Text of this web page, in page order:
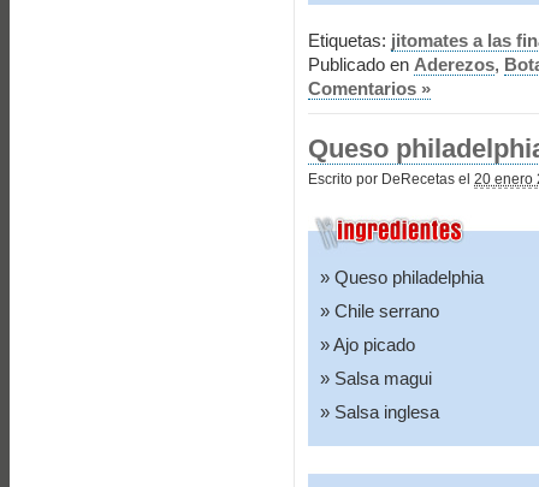
Etiquetas: jitomates a las
Publicado en Aderezos,
Comentarios »
Queso
Escrito por DeRecetas el 20 enero
Queso philadelphia
Chile serrano
Ajo picado
Salsa magui
Salsa inglesa